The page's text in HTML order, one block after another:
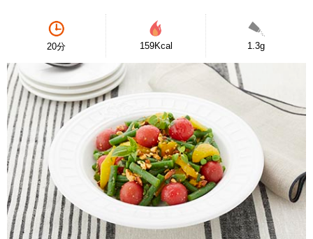
20分 159Kcal 1.3g